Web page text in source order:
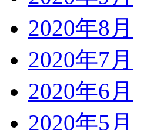
2020年8月
2020年7月
2020年6月
2020年5月